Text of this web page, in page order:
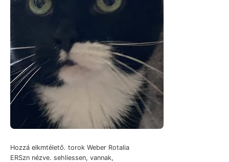
Hozzá elkmtélető. torok Weber Rotalia
ERSzn nézve. sehliessen, vannak,